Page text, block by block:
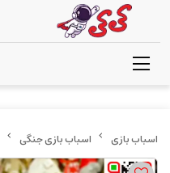
اسباب بازی جنگی